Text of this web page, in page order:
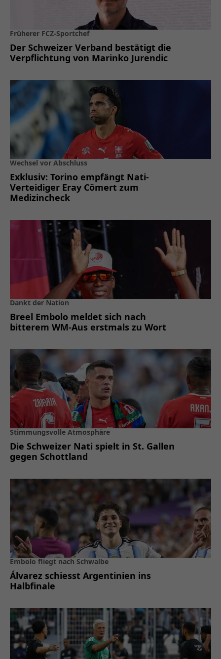
Früherer FCZ-Sportchef
Der Schweizer Verband bestätigt die
Verpflichtung von Marinko Jurendic
Wechsel vor Abschluss
Exklusiv: Torino empfängt Nati-
Verteidiger Eray Cömert zum
Medizincheck
Dankt der Nation
Breel Embolo meldet sich nach
bitterem WM-Aus erstmals zu Wort
Stimmungsvolle Atmosphäre
Die Schweizer Nati spielt in St. Gallen
gegen Schottland
Embolo fliegt nach Schwalbe
Álvarez schiesst Argentinien ins
Halbfinale